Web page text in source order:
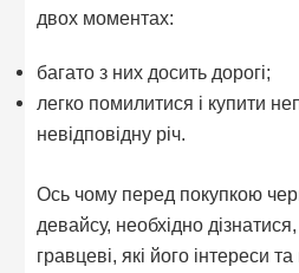
двох моментах:
багато з них досить дорогі;
легко помилитися і купити
невідповідну річ.
Ось чому перед покупкою
девайсу, необхідно
гравцеві, які його інтереси